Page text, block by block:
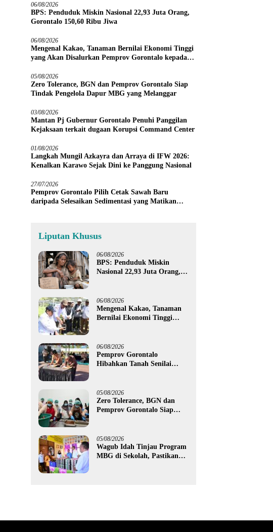
06/08/2026
BPS: Penduduk Miskin Nasional 22,93 Juta Orang,
Gorontalo 150,60 Ribu Jiwa
06/08/2026
Mengenal Kakao, Tanaman Bernilai Ekonomi Tinggi
yang Akan Disalurkan Pemprov Gorontalo kepada
05/08/2026
Zero Tolerance, BGN dan Pemprov Gorontalo Siap
Tindak Pengelola Dapur MBG yang Melanggar
03/08/2026
Mantan Pj Gubernur Gorontalo Penuhi Panggilan
Kejaksaan terkait dugaan Korupsi Command Center
01/08/2026
Langkah Mungil Azkayra dan Arraya di IFW 2026:
Kenalkan Karawo Sejak Dini ke Panggung Nasional
27/07/2026
Pemprov Gorontalo Pilih Cetak Sawah Baru
daripada Selesaikan Sedimentasi yang Matikan
Liputan Khusus
06/08/2026
BPS: Penduduk Miskin
Nasional 22,93 Juta Orang,
06/08/2026
Mengenal Kakao, Tanaman
Bernilai Ekonomi Tinggi
Petani Boalemo
06/08/2026
Pemprov Gorontalo
Hibahkan Tanah Senilai
05/08/2026
Zero Tolerance, BGN dan
Pemprov Gorontalo Siap
05/08/2026
Wagub Idah Tinjau Program
MBG di Sekolah, Pastikan